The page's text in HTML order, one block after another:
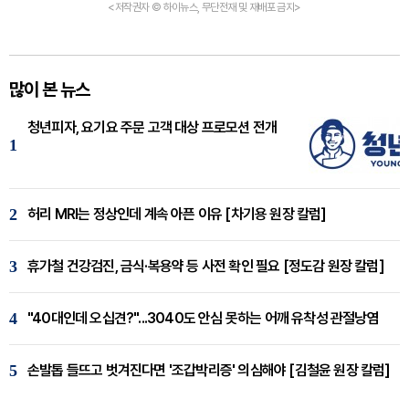
<저작권자 © 하이뉴스, 무단전재 및 재배포 금지>
많이 본 뉴스
1
청년피자, 요기요 주문 고객 대상 프로모션 전개
2 허리 MRI는 정상인데 계속 아픈 이유 [차기용 원장 칼럼]
3 휴가철 건강검진, 금식·복용약 등 사전 확인 필요 [정도감 원장 칼럼]
4 "40대인데 오십견?"...3040도 안심 못하는 어깨 유착성 관절낭염
5 손발톱 들뜨고 벗겨진다면 '조갑박리증' 의심해야 [김철윤 원장 칼럼]